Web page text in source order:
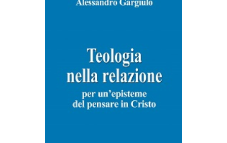
AGGIUNGI AL CARRELLO